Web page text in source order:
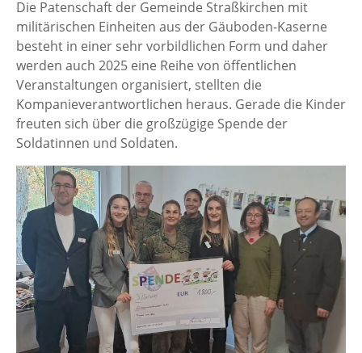
Die Patenschaft der Gemeinde Straßkirchen mit
militärischen Einheiten aus der Gäuboden-Kaserne
besteht in einer sehr vorbildlichen Form und daher
werden auch 2025 eine Reihe von öffentlichen
Veranstaltungen organisiert, stellten die
Kompanieverantwortlichen heraus. Gerade die Kinder
freuten sich über die großzügige Spende der
Soldatinnen und Soldaten.